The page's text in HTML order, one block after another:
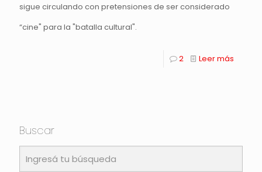
sigue circulando con pretensiones de ser considerado
“cine" para la "batalla cultural".
2 Leer más
Buscar